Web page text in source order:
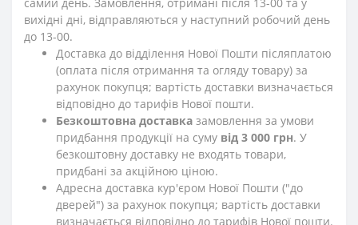
вихідні дні, відправляються у наступний робочий день
до 13-00.
Доставка до відділення Нової Пошти післяплатою
(оплата після отримання та огляду товару) за
рахунок покупця; вартість доставки визначається
відповідно до тарифів Нової пошти.
Безкоштовна доставка замовлення за умови
придбання продукції на суму від 3 000 грн. У
безкоштовну доставку не входять товари,
придбані за акційною ціною.
Адресна доставка кур'єром Нової Пошти ("до
дверей") за рахунок покупця; вартість доставки
визначається відповідно до тарифів Нової пошти.